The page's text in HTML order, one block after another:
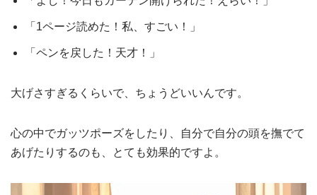
「1ページ読めた！私、すごい！」
「ペンを戻した！天才！」
大げさすぎるくらいで、ちょうどいいんです。
心の中でガッツポーズをしたり、自分で自分の頭を撫でて
あげたりするのも、とても効果的ですよ。